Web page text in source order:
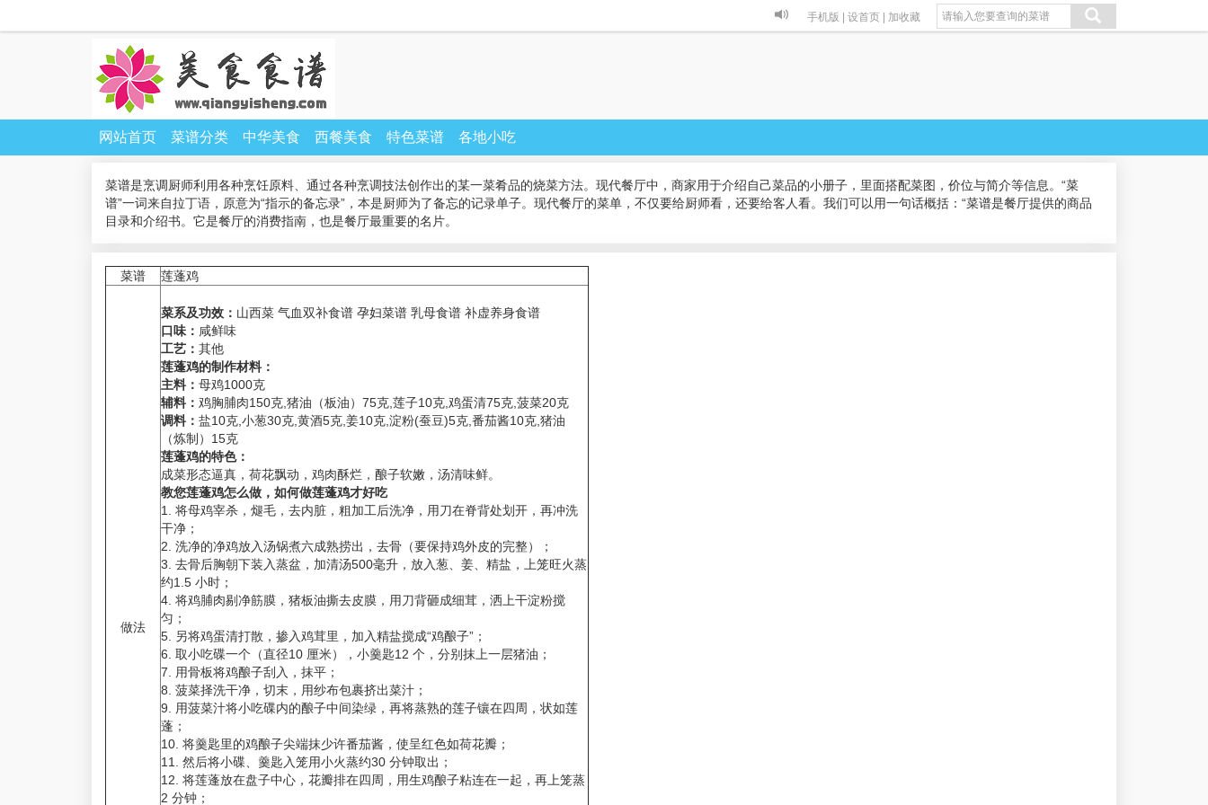
手机版 设首页 加收藏
网站首页 菜谱分类 中华美食 西餐美食 特色菜谱 各地小吃
菜谱是烹调厨师利用各种烹饪原料、通过各种烹调技法创作出的某一菜肴品的烧菜方法。现代餐厅中，商家用于介绍自己菜品的小册子，里面搭配菜图，价位与简介等信息。“菜
谱”一词来自拉丁语，原意为“指示的备忘录”，本是厨师为了备忘的记录单子。现代餐厅的菜单，不仅要给厨师看，还要给客人看。我们可以用一句话概括：“菜谱是餐厅提供的商品
目录和介绍书。它是餐厅的消费指南，也是餐厅最重要的名片。
菜谱 莲蓬鸡
做法
菜系及功效： 山西菜 气血双补食谱 孕妇菜谱 乳母食谱 补虚养身食谱
口味： 咸鲜味
工艺： 其他
莲蓬鸡的制作材料：
主料： 母鸡1000克
辅料： 鸡胸脯肉150克,猪油（板油）75克,莲子10克,鸡蛋清75克,菠菜20克
调料： 盐10克,小葱30克,黄酒5克,姜10克,淀粉(蚕豆)5克,番茄酱10克,猪油
（炼制）15克
莲蓬鸡的特色：
成菜形态逼真，荷花飘动，鸡肉酥烂，酿子软嫩，汤清味鲜。
教您莲蓬鸡怎么做，如何做莲蓬鸡才好吃
1. 将母鸡宰杀，煺毛，去内脏，粗加工后洗净，用刀在脊背处划开，再冲洗
干净；
2. 洗净的净鸡放入汤锅煮六成熟捞出，去骨（要保持鸡外皮的完整）；
3. 去骨后胸朝下装入蒸盆，加清汤500毫升，放入葱、姜、精盐，上笼旺火蒸
约1.5 小时；
4. 将鸡脯肉剔净筋膜，猪板油撕去皮膜，用刀背砸成细茸，洒上干淀粉搅
匀；
5. 另将鸡蛋清打散，掺入鸡茸里，加入精盐搅成“鸡酿子”；
6. 取小吃碟一个（直径10 厘米），小羹匙12 个，分别抹上一层猪油；
7. 用骨板将鸡酿子刮入，抹平；
8. 菠菜择洗干净，切末，用纱布包裹挤出菜汁；
9. 用菠菜汁将小吃碟内的酿子中间染绿，再将蒸熟的莲子镶在四周，状如莲
蓬；
10. 将羹匙里的鸡酿子尖端抹少许番茄酱，使呈红色如荷花瓣；
11. 然后将小碟、羹匙入笼用小火蒸约30 分钟取出；
12. 将莲蓬放在盘子中心，花瓣排在四周，用生鸡酿子粘连在一起，再上笼蒸
2 分钟；